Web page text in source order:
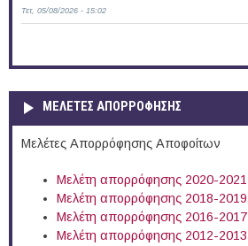
Τετ, 05/08/2026 - 15:02
ΜΕΛΕΤΕΣ ΑΠΟΡΡΟΦΗΣΗΣ
Μελέτες Απορρόφησης Αποφοίτων
Μελέτη απορρόφησης 2020-2021
Μελέτη απορρόφησης 2018-2019
Μελέτη απορρόφησης 2016-2017
Μελέτη απορρόφησης 2012-2013